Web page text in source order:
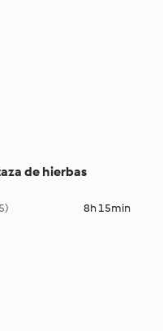
de hierbas
8h 15min